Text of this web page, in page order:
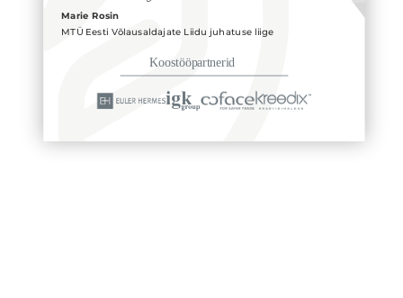
Marie Rosin
MTÜ Eesti Võlausaldajate Liidu juhatuse liige